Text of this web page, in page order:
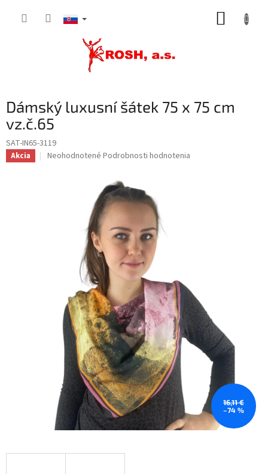
Dámský luxusní šátek 75 x 75 cm
vz.č.65
SAT-IN65-3119
Akcia
Priemerné
hviezdičiek.
Neohodnotené Podrobnosti hodnotenia
16,11 €
–74 %